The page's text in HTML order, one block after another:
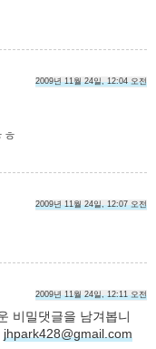
2009년 11월 24일, 12:04 오전
2009년 11월 24일, 12:07 오전
2009년 11월 24일, 12:11 오전
비밀댓글을 남겨봅니
jhpark428@gmail.com